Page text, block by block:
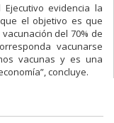
evidencia la
el objetivo es que
del 70% de
vacunarse
vacunas y es una
concluye.